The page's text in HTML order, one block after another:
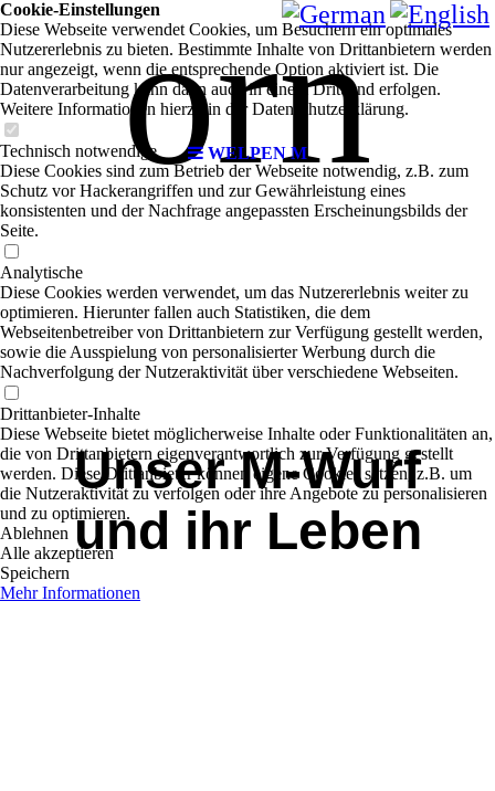
WELPEN M
orn
Unser M-Wurf
und ihr Leben
Cookie-Einstellungen
Diese Webseite verwendet Cookies, um Besuchern ein optimales
Nutzererlebnis zu bieten. Bestimmte Inhalte von Drittanbietern werden
nur angezeigt, wenn die entsprechende Option aktiviert ist. Die
Datenverarbeitung kann dann auch in einem Drittland erfolgen.
Weitere Informationen hierzu in der Datenschutzerklärung.
Technisch notwendige
Diese Cookies sind zum Betrieb der Webseite notwendig, z.B. zum
Schutz vor Hackerangriffen und zur Gewährleistung eines
konsistenten und der Nachfrage angepassten Erscheinungsbilds der
Seite.
Analytische
Diese Cookies werden verwendet, um das Nutzererlebnis weiter zu
optimieren. Hierunter fallen auch Statistiken, die dem
Webseitenbetreiber von Drittanbietern zur Verfügung gestellt werden,
sowie die Ausspielung von personalisierter Werbung durch die
Nachverfolgung der Nutzeraktivität über verschiedene Webseiten.
Drittanbieter-Inhalte
Diese Webseite bietet möglicherweise Inhalte oder Funktionalitäten an,
die von Drittanbietern eigenverantwortlich zur Verfügung gestellt
werden. Diese Drittanbieter können eigene Cookies setzen, z.B. um
die Nutzeraktivität zu verfolgen oder ihre Angebote zu personalisieren
und zu optimieren.
Ablehnen
Alle akzeptieren
Speichern
Mehr Informationen